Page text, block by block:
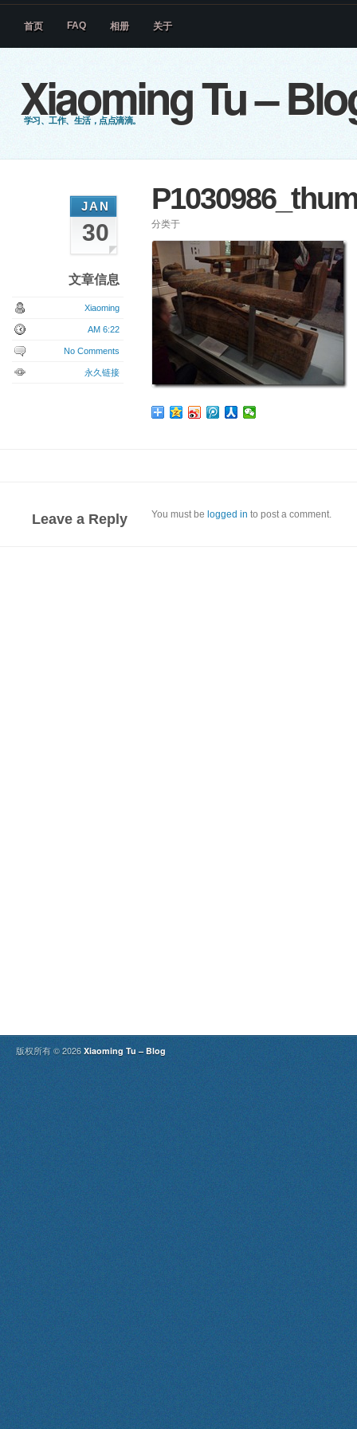
Xiaoming Tu –
学习、工作、生活，点点滴滴。
首页 FAQ 相册 关于
分类于
JAN
30
文章信息
Xiaoming
AM 6:22
No Comments
永久链接
Leave a Reply You must be logged in to post a comment.
版权所有 © 2026 Xiaoming Tu – Blog